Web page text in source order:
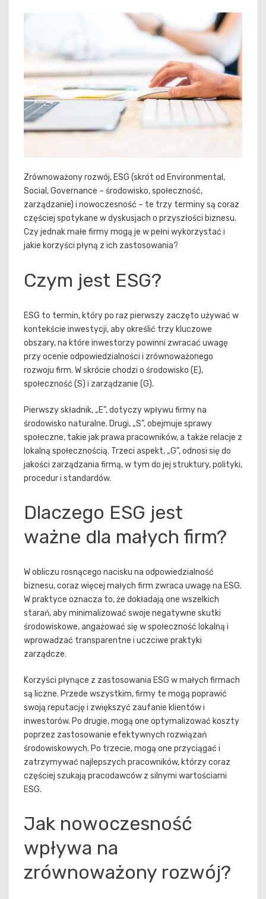
Zrównoważony rozwój, ESG (skrót od Environmental,
Social, Governance – środowisko, społeczność,
zarządzanie) i nowoczesność – te trzy terminy są coraz
częściej spotykane w dyskusjach o przyszłości biznesu.
Czy jednak małe firmy mogą je w pełni wykorzystać i
jakie korzyści płyną z ich zastosowania?
Czym jest ESG?
ESG to termin, który po raz pierwszy zaczęto używać w
kontekście inwestycji, aby określić trzy kluczowe
obszary, na które inwestorzy powinni zwracać uwagę
przy ocenie odpowiedzialności i zrównoważonego
rozwoju firm. W skrócie chodzi o środowisko (E),
społeczność (S) i zarządzanie (G).
Pierwszy składnik, „E”, dotyczy wpływu firmy na
środowisko naturalne. Drugi, „S”, obejmuje sprawy
społeczne, takie jak prawa pracowników, a także relacje z
lokalną społecznością. Trzeci aspekt, „G”, odnosi się do
jakości zarządzania firmą, w tym do jej struktury, polityki,
procedur i standardów.
Dlaczego ESG jest
ważne dla małych firm?
W obliczu rosnącego nacisku na odpowiedzialność
biznesu, coraz więcej małych firm zwraca uwagę na ESG.
W praktyce oznacza to, że dokładają one wszelkich
starań, aby minimalizować swoje negatywne skutki
środowiskowe, angażować się w społeczność lokalną i
wprowadzać transparentne i uczciwe praktyki
zarządcze.
Korzyści płynące z zastosowania ESG w małych firmach
są liczne. Przede wszystkim, firmy te mogą poprawić
swoją reputację i zwiększyć zaufanie klientów i
inwestorów. Po drugie, mogą one optymalizować koszty
poprzez zastosowanie efektywnych rozwiązań
środowiskowych. Po trzecie, mogą one przyciągać i
zatrzymywać najlepszych pracowników, którzy coraz
częściej szukają pracodawców z silnymi wartościami
ESG.
Jak nowoczesność
wpływa na
zrównoważony rozwój?